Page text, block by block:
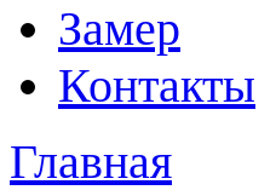
Замер
Контакты
Главная